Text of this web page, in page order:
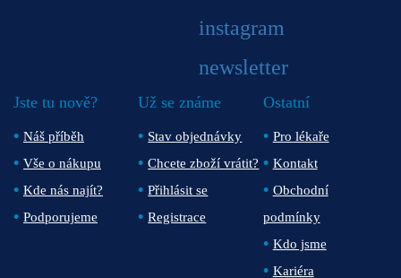
instagram
newsletter
Jste tu nově?
Náš příběh
Vše o nákupu
Kde nás najít?
Podporujeme
Už se známe
Stav objednávky
Chcete zboží vrátit?
Přihlásit se
Registrace
Ostatní
Pro lékaře
Kontakt
Obchodní
podmínky
Kdo jsme
Kariéra